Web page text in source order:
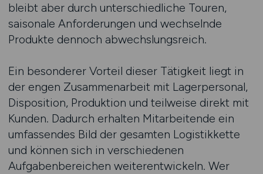
bleibt aber durch unterschiedliche Touren,
saisonale Anforderungen und wechselnde
Produkte dennoch abwechslungsreich.
Ein besonderer Vorteil dieser Tätigkeit liegt in
der engen Zusammenarbeit mit Lagerpersonal,
Disposition, Produktion und teilweise direkt mit
Kunden. Dadurch erhalten Mitarbeitende ein
umfassendes Bild der gesamten Logistikkette
und können sich in verschiedenen
Aufgabenbereichen weiterentwickeln. Wer